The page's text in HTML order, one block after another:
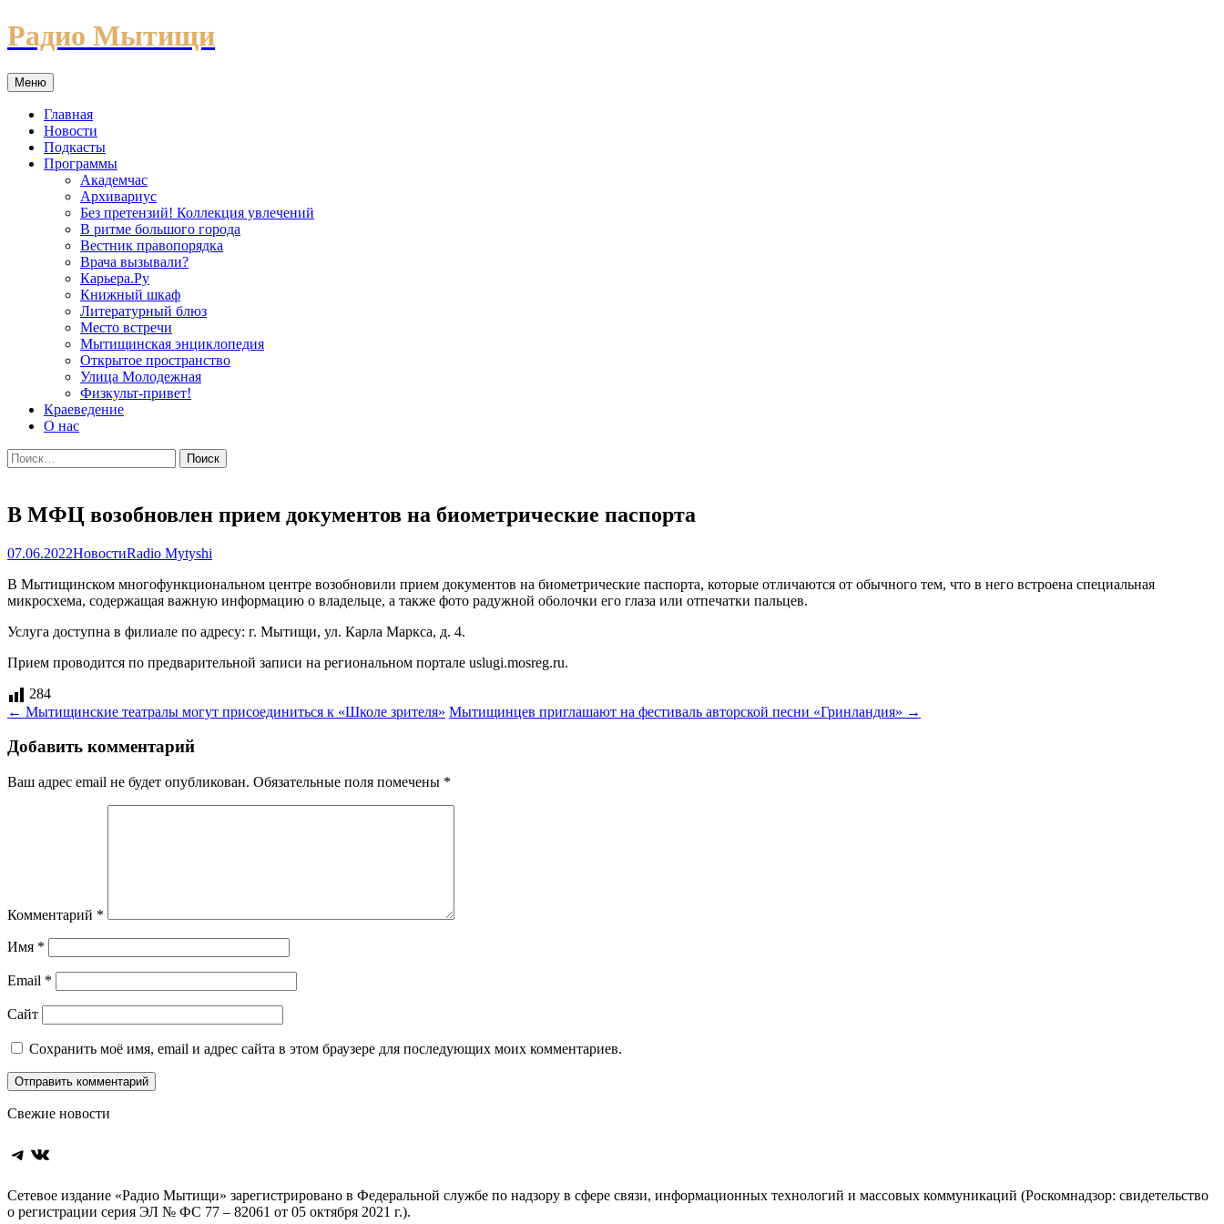
Перейти
к
Радио Мытищи
Меню
Главная
Новости
Подкасты
Программы
Академчас
Архивариус
Без претензий! Коллекция увлечений
В ритме большого города
Вестник правопорядка
Врача вызывали?
Карьера.Ру
Книжный шкаф
Литературный блюз
Место встречи
Мытищинская энциклопедия
Открытое пространство
Улица Молодежная
Физкульт-привет!
Краеведение
О нас
Найти:
В МФЦ возобновлен прием документов на биометрические паспорта
07.06.2022НовостиRadio Mytyshi
В Мытищинском многофункциональном центре возобновили прием документов на биометрические паспорта, которые отличаются от обычного тем, что в него встроена специальная
микросхема, содержащая важную информацию о владельце, а также фото радужной оболочки его глаза или отпечатки пальцев.
Услуга доступна в филиале по адресу: г. Мытищи, ул. Карла Маркса, д. 4.
Прием проводится по предварительной записи на региональном портале uslugi.mosreg.ru.
284
Навигация
по
записям
← Мытищинские театралы могут присоединиться к «Школе зрителя» Мытищинцев приглашают на фестиваль авторской песни «Гринландия» →
Добавить комментарий
Ваш адрес email не будет опубликован. Обязательные поля помечены *
Комментарий *
Имя *
Email *
Сайт
Сохранить моё имя, email и адрес сайта в этом браузере для последующих моих комментариев.
Свежие новости
Telegram
ВКонтакте
Сетевое издание «Радио Мытищи» зарегистрировано в Федеральной службе по надзору в сфере связи, информационных технологий и массовых коммуникаций (Роскомнадзор: свидетельство
о регистрации серия ЭЛ № ФС 77 – 82061 от 05 октября 2021 г.).